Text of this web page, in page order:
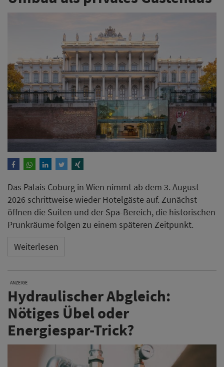
Das Palais Coburg in Wien nimmt ab dem 3. August
2026 schrittweise wieder Hotelgäste auf. Zunächst
öffnen die Suiten und der Spa-Bereich, die historischen
Prunkräume folgen zu einem späteren Zeitpunkt.
Weiterlesen
ANZEIGE
Hydraulischer Abgleich:
Nötiges Übel oder
Energiespar-Trick?